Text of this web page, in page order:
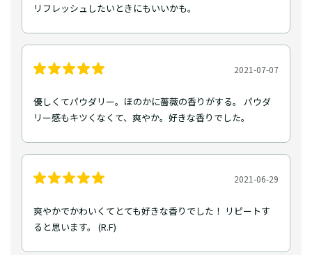
リフレッシュしたいときにもいいかも。
2021-07-07
優しくてパウダリー。ほのかに薔薇の香りがする。 パウダ
リー感もキツくなくて、爽やか。好きな香りでした。
2021-06-29
爽やかでかわいくてとても好きな香りでした！ リピートす
ると思います。 (R.F)